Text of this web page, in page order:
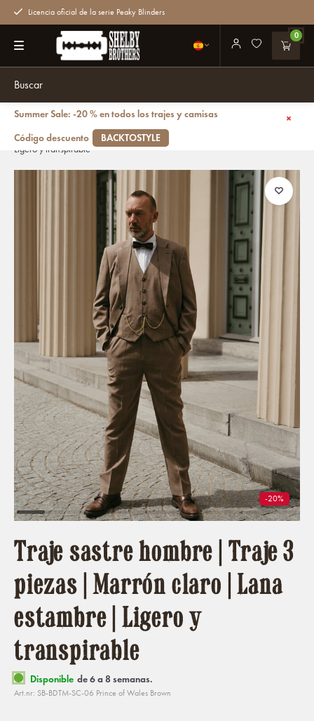
Licencia oficial de la serie Peaky Blinders
0
Summer Sale: -20 % en todos los trajes y camisas
Código descuento
BACKTOSTYLE
Traje sastre hombre | Traje 3 piezas | Marrón claro | Lana estambre |
Ligero y transpirable
-20%
Traje sastre hombre | Traje 3
piezas | Marrón claro | Lana
estambre | Ligero y
transpirable
Disponible de 6 a 8 semanas.
Art.nr: SB-BDTM-SC-06 Prince of Wales Brown